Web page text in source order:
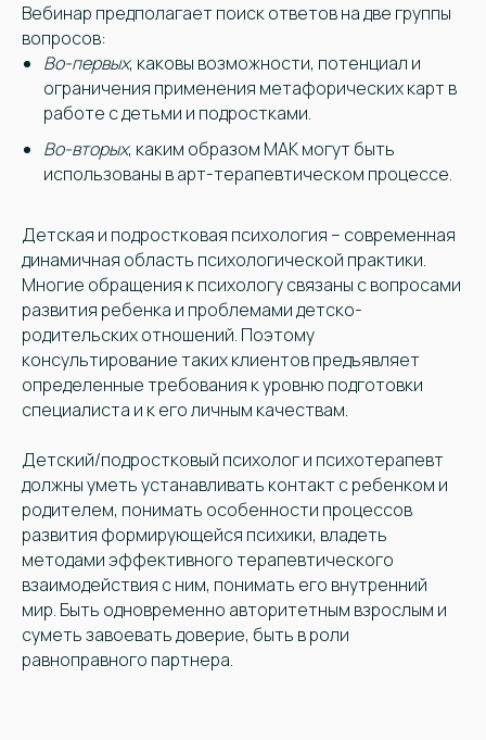
Вебинар предполагает поиск ответов на две группы
вопросов:
Во-первых, каковы возможности, потенциал и
ограничения применения метафорических карт в
работе с детьми и подростками.
Во-вторых, каким образом МАК могут быть
использованы в арт-терапевтическом процессе.
Детская и подростковая психология – современная
динамичная область психологической практики.
Многие обращения к психологу связаны с вопросами
развития ребенка и проблемами детско-
родительских отношений. Поэтому
консультирование таких клиентов предъявляет
определенные требования к уровню подготовки
специалиста и к его личным качествам.
Детский/подростковый психолог и психотерапевт
должны уметь устанавливать контакт с ребенком и
родителем, понимать особенности процессов
развития формирующейся психики, владеть
методами эффективного терапевтического
взаимодействия с ним, понимать его внутренний
мир. Быть одновременно авторитетным взрослым и
суметь завоевать доверие, быть в роли
равноправного партнера.